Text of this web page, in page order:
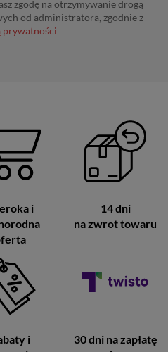
zgodę na otrzymywanie drogą
od administratora, zgodnie z
prywatności
i
14 dni
na zwrot towaru
i
30 dni na zapłatę